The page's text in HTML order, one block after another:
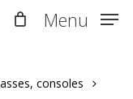
Menu
consoles